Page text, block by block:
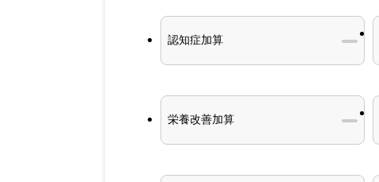
認知症加算
栄養改善加算